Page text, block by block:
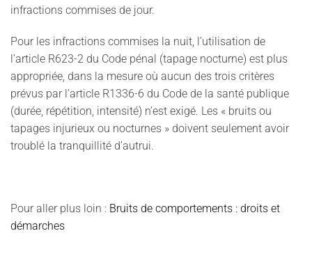
infractions commises de jour.
Pour les infractions commises la nuit, l’utilisation de
l’article R623-2 du Code pénal (tapage nocturne) est plus
appropriée, dans la mesure où aucun des trois critères
prévus par l’article R1336-6 du Code de la santé publique
(durée, répétition, intensité) n’est exigé. Les « bruits ou
tapages injurieux ou nocturnes » doivent seulement avoir
troublé la tranquillité d’autrui.
Pour aller plus loin : Bruits de comportements : droits et
démarches